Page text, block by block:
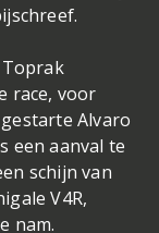
Toprak
race, voor
Alvaro
een aanval te
schijn van
V4R,
nam.